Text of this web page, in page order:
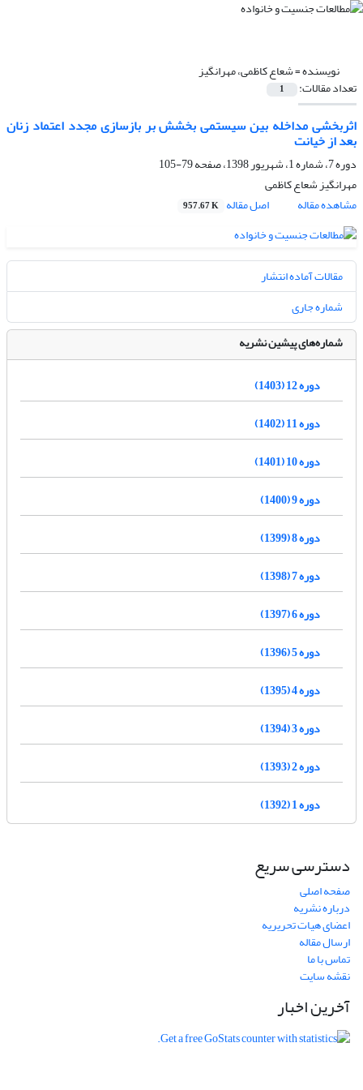
نویسنده =شعاع کاظمی، مهرانگیز
تعداد مقالات: 1
اثربخشی مداخله بین سیستمی بخشش بر بازسازی مجدد اعتماد زنان
بعد از خیانت
دوره 7، شماره 1، شهریور 1398، صفحه
79-105
مهرانگیز شعاع کاظمی
مشاهده مقاله
اصل مقاله 957.67 K
مقالات آماده انتشار
شماره جاری
شماره‌های پیشین نشریه
دوره 12 (1403)
دوره 11 (1402)
دوره 10 (1401)
دوره 9 (1400)
دوره 8 (1399)
دوره 7 (1398)
دوره 6 (1397)
دوره 5 (1396)
دوره 4 (1395)
دوره 3 (1394)
دوره 2 (1393)
دوره 1 (1392)
دسترسی سریع
صفحه اصلی
درباره نشریه
اعضای هیات تحریریه
ارسال مقاله
تماس با ما
نقشه سایت
آخرین اخبار